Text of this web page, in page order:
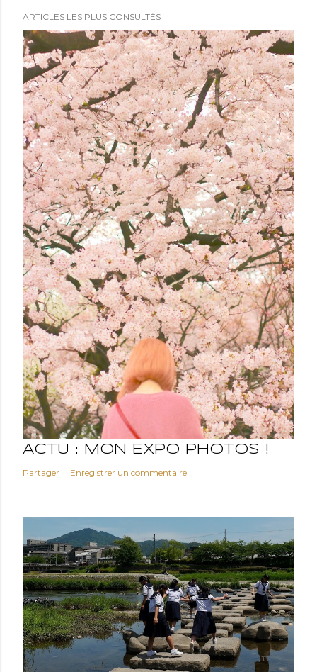
ARTICLES LES PLUS CONSULTÉS
ACTU : MON EXPO PHOTOS !
Partager Enregistrer un commentaire